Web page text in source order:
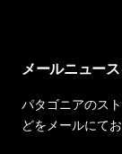
メールニュー
パタゴニアのス
どをメールにて